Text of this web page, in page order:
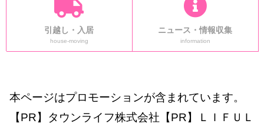
引越し・入居
house-moving
ニュース・情報収集
information
本ページはプロモーションが含まれています。
【PR】タウンライフ株式会社【PR】ＬＩＦＵＬ